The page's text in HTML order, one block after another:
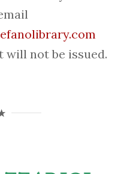
will not be issued.